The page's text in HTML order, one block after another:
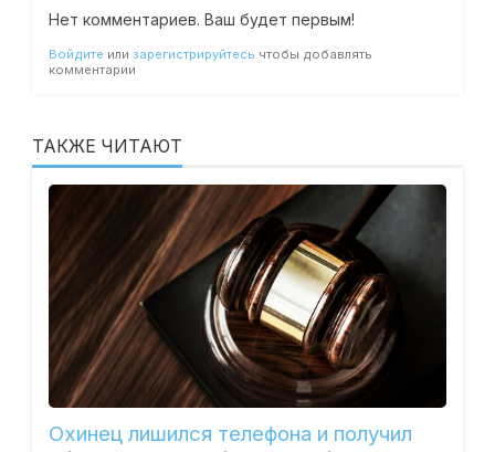
Нет комментариев. Ваш будет первым!
Войдите или зарегистрируйтесь чтобы добавлять
комментарии
ТАКЖЕ ЧИТАЮТ
Охинец лишился телефона и получил